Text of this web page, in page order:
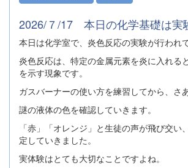
2026/７/17 本日の化学基礎は実
本日は化学室で、炎色反応の実験が行われ
炎色反応は、特定の金属元素を炎に入れる
を示す現象です。
ガスバーナーの使い方を練習してから、さあ
謎の液体の色を確認していきます。
「赤」「オレンジ」と生徒の声が飛び交い
定していきました。
実体験はとても大切なことですよね。